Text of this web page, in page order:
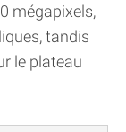
mégapixels,
tandis
le plateau